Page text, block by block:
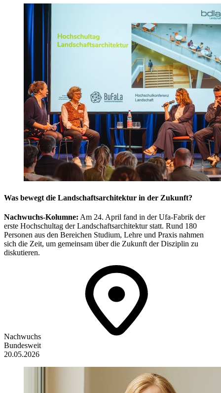
Was bewegt die Landschaftsarchitektur in der Zukunft?
Nachwuchs-Kolumne: Am 24. April fand in der Ufa-Fabrik der
erste Hochschultag der Landschaftsarchitektur statt. Rund 180
Personen aus den Bereichen Studium, Lehre und Praxis nahmen
sich die Zeit, um gemeinsam über die Zukunft der Disziplin zu
diskutieren.
Nachwuchs
Bundesweit
20.05.2026